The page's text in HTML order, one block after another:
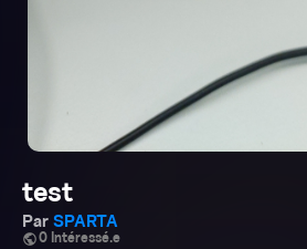
test
Par SPARTA
public0 Intéressé.e